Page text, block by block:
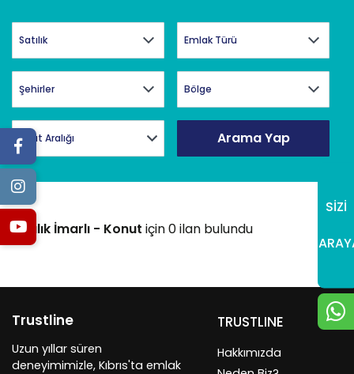
SİZİ
Fiyat Aralığı Arama Yap
Satılık İmarlı - Konut için 0 ilan bulundu
Trustline
Uzun yıllar süren
deneyimimizle, Kıbrıs'ta emlak
TRUSTLINE
Hakkımızda